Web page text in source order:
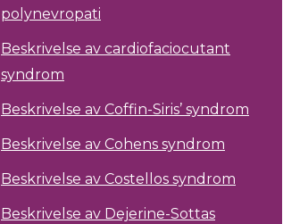
polynevropati
Beskrivelse av cardiofaciocutant
syndrom
Beskrivelse av Coffin-Siris’ syndrom
Beskrivelse av Cohens syndrom
Beskrivelse av Costellos syndrom
Beskrivelse av Dejerine-Sottas